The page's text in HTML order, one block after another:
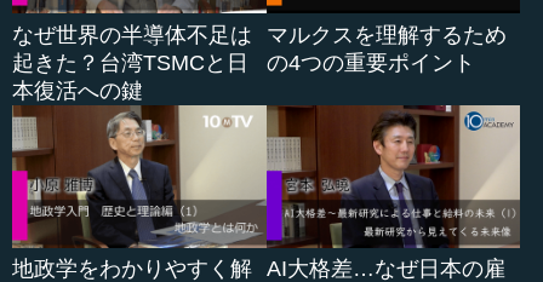
●中国の技術革新の展開はリベラルでない社会体制の
賜物
船橋 だからそうなってくると、特にデータですよね。中
国は人口13億人ですけれども、スマホの普及率はものすご
く高いし、特にモバイルペイメントが進ん...
なぜ世界の半導体不足は
起きた？台湾TSMCと日
本復活への鍵
マルクスを理解するため
の4つの重要ポイント
地政学をわかりやすく解 AI大格差…なぜ日本の雇